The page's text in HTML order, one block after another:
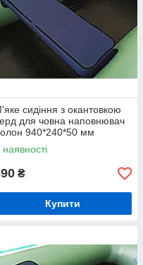
сидіння з окантовкою
для човна наповнювач
940*240*50 мм
наявності
₴
Купити